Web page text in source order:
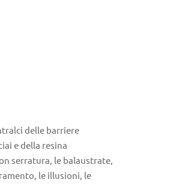
delle barriere
e della resina
serratura, le balaustrate,
le illusioni, le